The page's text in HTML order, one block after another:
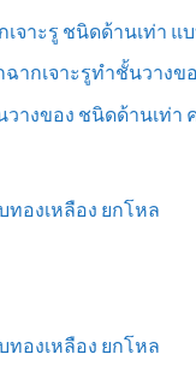
จาะรู ชนิดด้านเท่า แ
ากเจาะรูทำชั้นวางข
างของ ชนิดด้านเท่า
องเหลือง ยกโหล
องเหลือง ยกโหล